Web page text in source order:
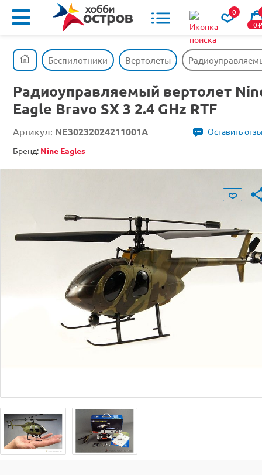
0
0o
Беспилотники Вертолеты
Радиоуправляемый вертолет
Eagle Bravo SX 3 2.4 GHz RTF
Артикул: NE30232024211001A
Оставить
Бренд: Nine Eagles